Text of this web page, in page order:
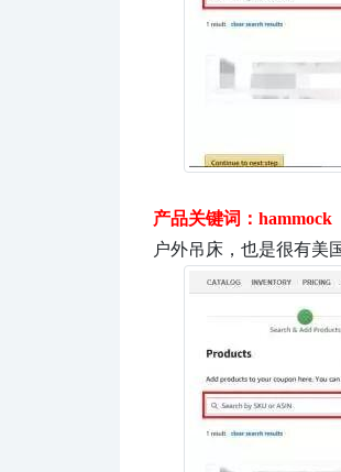
产品关键词：hammock
户外吊床，也是很有美